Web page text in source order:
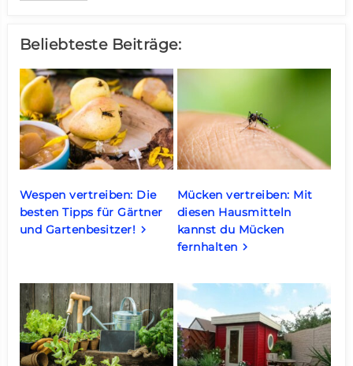
Beliebteste Beiträge:
Wespen vertreiben: Die
besten Tipps für Gärtner
und Gartenbesitzer! keyboard_arrow_right
Mücken vertreiben: Mit
diesen Hausmitteln
kannst du Mücken
fernhalten keyboard_arrow_right